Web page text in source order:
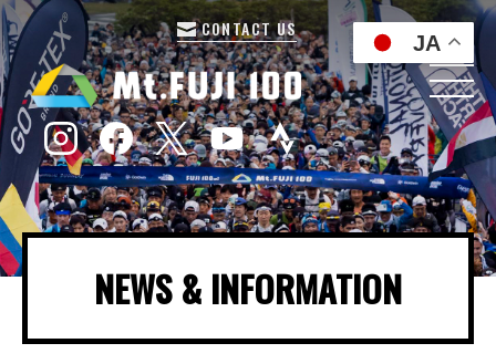
CONTACT US
NEWS & INFORMATION
JA